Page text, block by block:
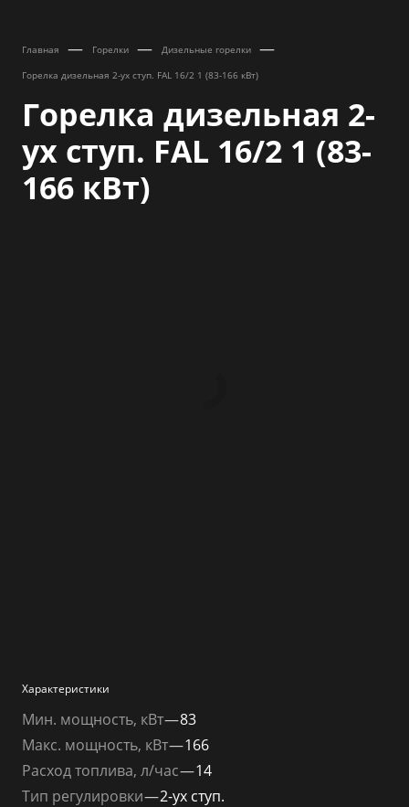
Главная — Горелки — Дизельные горелки —
Горелка дизельная 2-ух ступ. FAL 16/2 1 (83-166 кВт)
Горелка дизельная 2-
ух ступ. FAL 16/2 1 (83-
166 кВт)
Характеристики
Мин. мощность, кВт—83
Макс. мощность, кВт—166
Расход топлива, л/час—14
Тип регулировки—2-ух ступ.